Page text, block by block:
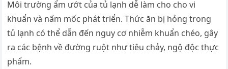
Môi trường ẩm ướt của tủ lạnh dễ làm cho cho vi
khuẩn và nấm mốc phát triển. Thức ăn bị hỏng trong
tủ lạnh có thể dẫn đến nguy cơ nhiễm khuẩn chéo, gây
ra các bệnh về đường ruột như tiêu chảy, ngộ độc thực
phẩm.